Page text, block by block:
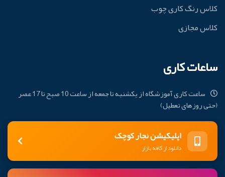
کلاس رنگ کاری چوب
کلاس مجازی
ساعات کاری
ساعت کاری آموزشگاه از یکشنبه تا جمعه از ساعت 10 صبح تا 17 عصر
(حتی روزهای تعطیل)
اپلیکیشن نجار کوچک
دانلود از کافه بازار